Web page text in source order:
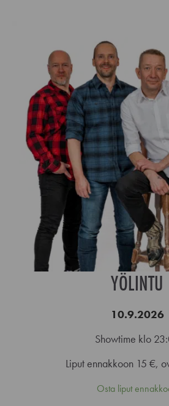
YÖLINTU
10.9.2026
Showtime klo
Liput ennakkoon 15 €,
Osta liput